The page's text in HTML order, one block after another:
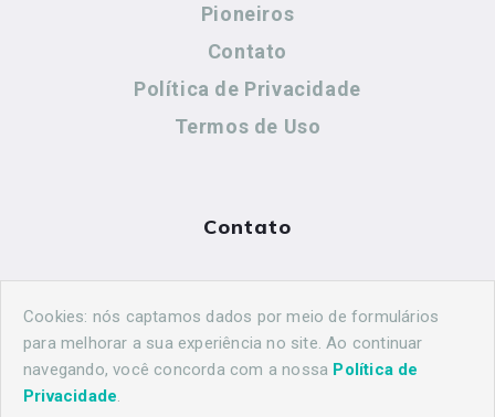
Pioneiros
Contato
Política de Privacidade
Termos de Uso
Contato
maringahistorica@gmail.com
Cookies: nós captamos dados por meio de formulários
para melhorar a sua experiência no site. Ao continuar
navegando, você concorda com a nossa Política de
Privacidade.